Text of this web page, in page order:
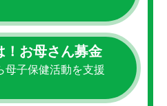
！お母さん募金
母子保健活動を支援